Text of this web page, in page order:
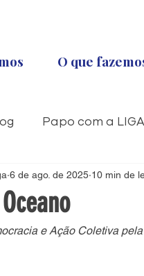
O que
Papo com a LIGA
6 de ago. de 2025 10 min de
e Ação Coletiva